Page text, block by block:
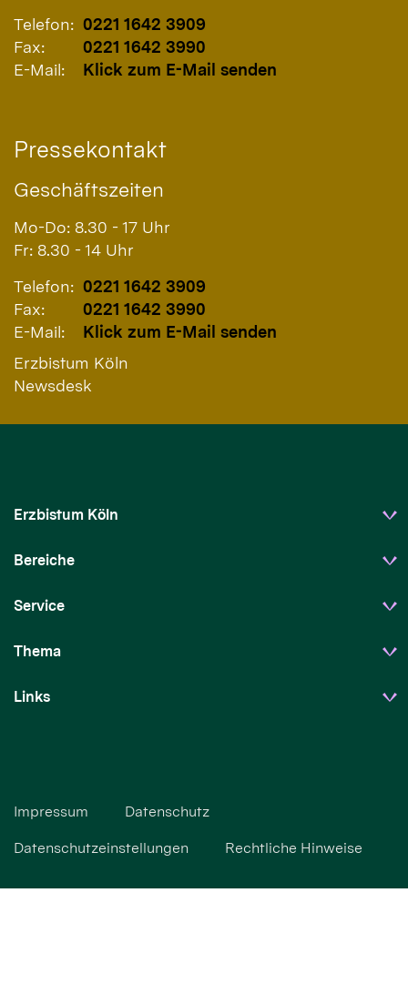
Telefon: 0221 1642 3909
Fax:
0221 1642 3990
E-Mail:
Klick zum E-Mail senden
Pressekontakt
Geschäftszeiten
Mo-Do: 8.30 - 17 Uhr
Fr: 8.30 - 14 Uhr
Telefon: 0221 1642 3909
Fax:
0221 1642 3990
E-Mail:
Klick zum E-Mail senden
Erzbistum Köln
Newsdesk
Erzbistum Köln
Bereiche
Service
Thema
Links
Impressum Datenschutz
Datenschutzeinstellungen Rechtliche Hinweise